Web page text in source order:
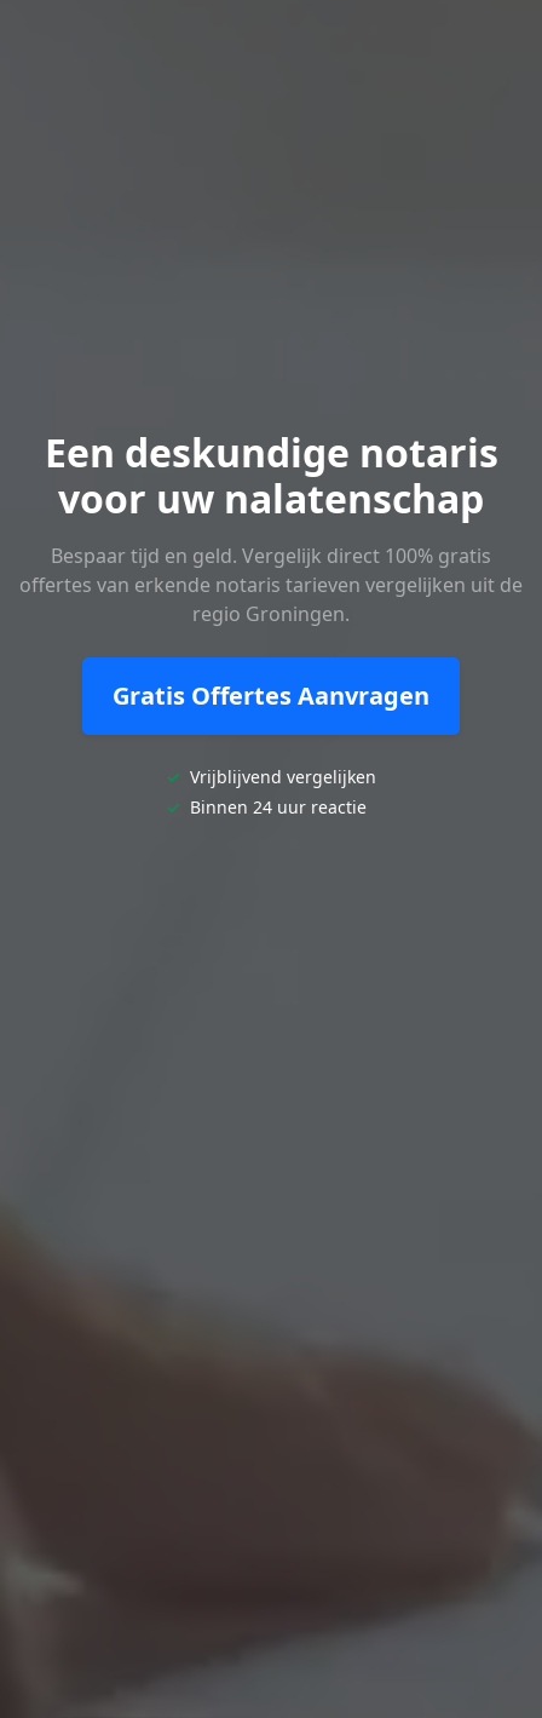
Een deskundige notaris
voor uw nalatenschap
Bespaar tijd en geld. Vergelijk direct 100% gratis
offertes van erkende notaris tarieven vergelijken uit de
regio Groningen.
Gratis Offertes Aanvragen
✓ Vrijblijvend vergelijken
✓ Binnen 24 uur reactie